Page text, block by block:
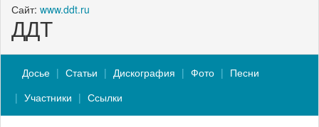
Сайт: www.ddt.ru
ДДТ
Досье Статьи Дискография Фото
Песни
Участники
Ссылки